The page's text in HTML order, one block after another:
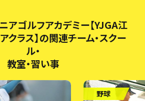
アゴルフアカデミー【YJGA江
クラス】の関連チーム・スクー
ル・
教室・習い事
野球